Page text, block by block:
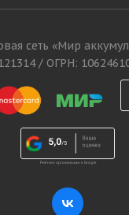
сеть «Мир
/ ОГРН: